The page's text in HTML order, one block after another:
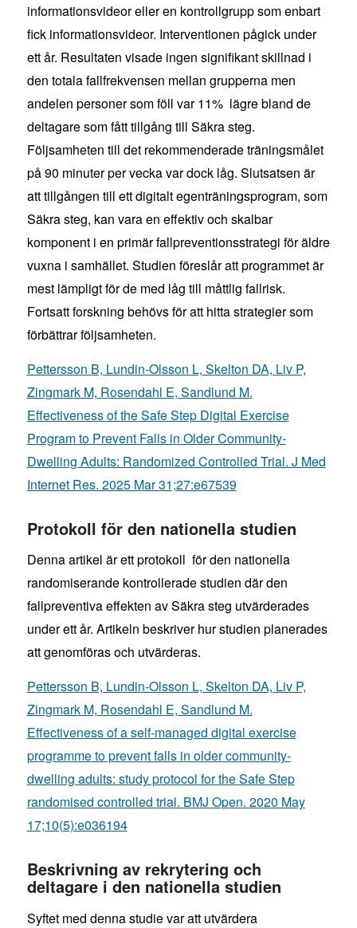
informationsvideor eller en kontrollgrupp som enbart
fick informationsvideor. Interventionen pågick under
ett år. Resultaten visade ingen signifikant skillnad i
den totala fallfrekvensen mellan grupperna men
andelen personer som föll var 11% lägre bland de
deltagare som fått tillgång till Säkra steg.
Följsamheten till det rekommenderade träningsmålet
på 90 minuter per vecka var dock låg. Slutsatsen är
att tillgången till ett digitalt egenträningsprogram, som
Säkra steg, kan vara en effektiv och skalbar
komponent i en primär fallpreventionsstrategi för äldre
vuxna i samhället. Studien föreslår att programmet är
mest lämpligt för de med låg till måttlig fallrisk.
Fortsatt forskning behövs för att hitta strategier som
förbättrar följsamheten.
Pettersson B, Lundin-Olsson L, Skelton DA, Liv P,
Zingmark M, Rosendahl E, Sandlund M.
Effectiveness of the Safe Step Digital Exercise
Program to Prevent Falls in Older Community-
Dwelling Adults: Randomized Controlled Trial. J Med
Internet Res. 2025 Mar 31;27:e67539
Protokoll för den nationella studien
Denna artikel är ett protokoll för den nationella
randomiserande kontrollerade studien där den
fallpreventiva effekten av Säkra steg utvärderades
under ett år. Artikeln beskriver hur studien planerades
att genomföras och utvärderas.
Pettersson B, Lundin-Olsson L, Skelton DA, Liv P,
Zingmark M, Rosendahl E, Sandlund M.
Effectiveness of a self-managed digital exercise
programme to prevent falls in older community-
dwelling adults: study protocol for the Safe Step
randomised controlled trial. BMJ Open. 2020 May
17;10(5):e036194
Beskrivning av rekrytering och
deltagare i den nationella studien
Syftet med denna studie var att utvärdera